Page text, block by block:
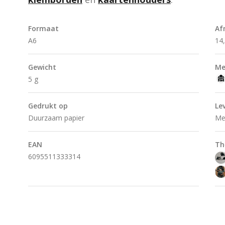
Formaat
A6
Gewicht
5 g
Gedrukt op
Duurzaam papier
EAN
6095511333314